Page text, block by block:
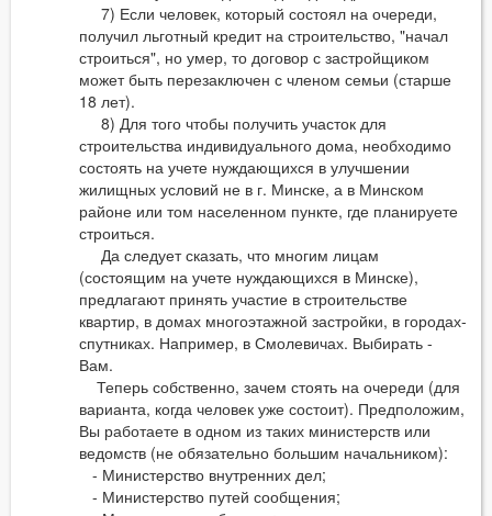
7) Если человек, который состоял на очереди,
получил льготный кредит на строительство, "начал
строиться", но умер, то договор с застройщиком
может быть перезаключен с членом семьи (старше
18 лет).
8) Для того чтобы получить участок для
строительства индивидуального дома, необходимо
состоять на учете нуждающихся в улучшении
жилищных условий не в г. Минске, а в Минском
районе или том населенном пункте, где планируете
строиться.
Да следует сказать, что многим лицам
(состоящим на учете нуждающихся в Минске),
предлагают принять участие в строительстве
квартир, в домах многоэтажной застройки, в городах-
спутниках. Например, в Смолевичах. Выбирать -
Вам.
Теперь собственно, зачем стоять на очереди (для
варианта, когда человек уже состоит). Предположим,
Вы работаете в одном из таких министерств или
ведомств (не обязательно большим начальником):
- Министерство внутренних дел;
- Министерство путей сообщения;